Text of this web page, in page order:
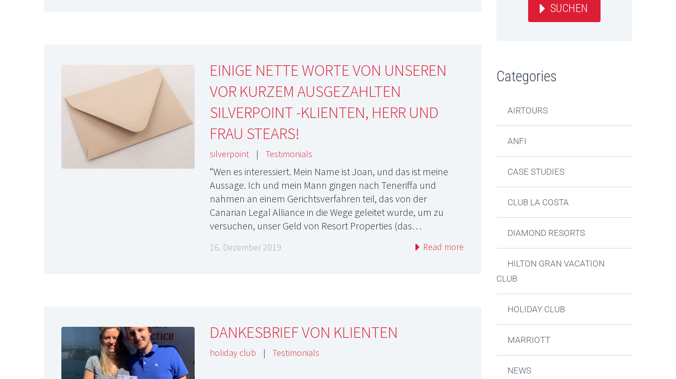
EINIGE NETTE WORTE VON UNSEREN
VOR KURZEM AUSGEZAHLTEN
SILVERPOINT -KLIENTEN, HERR UND
FRAU STEARS!
silverpoint | Testimonials
“Wen es interessiert. Mein Name ist Joan, und das ist meine
Aussage. Ich und mein Mann gingen nach Teneriffa und
nahmen an einem Gerichtsverfahren teil, das von der
Canarian Legal Alliance in die Wege geleitet wurde, um zu
versuchen, unser Geld von Resort Properties (das…
16. Dezember 2019 Read more
DANKESBRIEF VON KLIENTEN
holiday club | Testimonials
SUCHEN
Categories
AIRTOURS
ANFI
CASE STUDIES
CLUB LA COSTA
DIAMOND RESORTS
HILTON GRAN VACATION
CLUB
HOLIDAY CLUB
MARRIOTT
NEWS